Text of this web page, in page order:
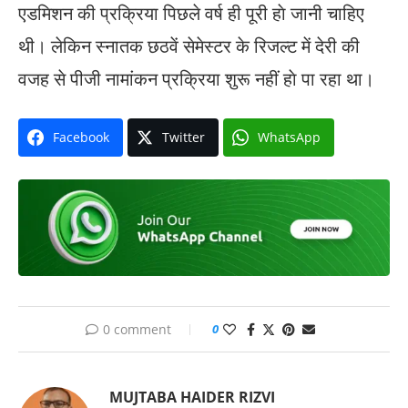
एडमिशन की प्रक्रिया पिछले वर्ष ही पूरी हाे जानी चाहिए
थी। लेकिन स्नातक छठवें सेमेस्टर के रिजल्ट में देरी की
वजह से पीजी नामांकन प्रक्रिया शुरू नहीं हाे पा रहा था।
Facebook Twitter WhatsApp
0 comment 0
MUJTABA HAIDER RIZVI